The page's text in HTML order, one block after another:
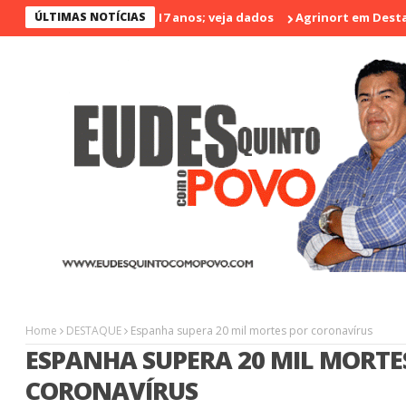
ÚLTIMAS NOTÍCIAS
nos últimos 17 anos; veja dados Agrinort em Destaque na I
Home DESTAQUE Espanha supera 20 mil mortes por coronavírus
ESPANHA SUPERA 20 MIL
CORONAVÍRUS